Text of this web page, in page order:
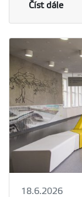
Číst dále
18.6.2026